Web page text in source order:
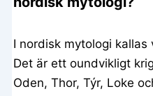
I nordisk mytologi kallas
Det är ett oundvikligt
Oden, Thor, Týr, Loke